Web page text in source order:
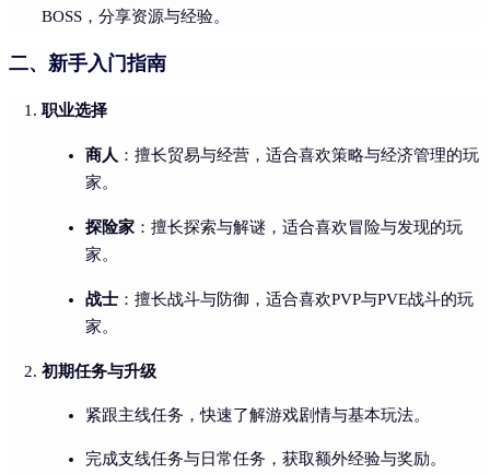
BOSS，分享资源与经验。
二、新手入门指南
职业选择
商人 ：擅长贸易与经营，适合喜欢策略与经济管理的玩
家。
探险家 ：擅长探索与解谜，适合喜欢冒险与发现的玩
家。
战士 ：擅长战斗与防御，适合喜欢PVP与PVE战斗的玩
家。
初期任务与升级
紧跟主线任务，快速了解游戏剧情与基本玩法。
完成支线任务与日常任务，获取额外经验与奖励。